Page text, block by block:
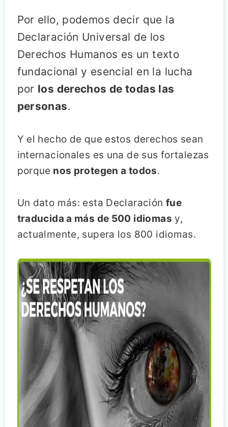
Por ello, podemos decir que la
Declaración Universal de los
Derechos Humanos es un texto
fundacional y esencial en la lucha
por los derechos de todas las
personas.
Y el hecho de que estos derechos sean
internacionales es una de sus fortalezas
porque nos protegen a todos.
Un dato más: esta Declaración fue
traducida a más de 500 idiomas y,
actualmente, supera los 800 idiomas.